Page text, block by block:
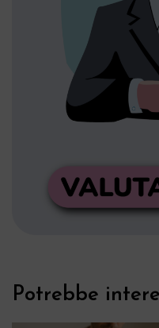
Potrebbe